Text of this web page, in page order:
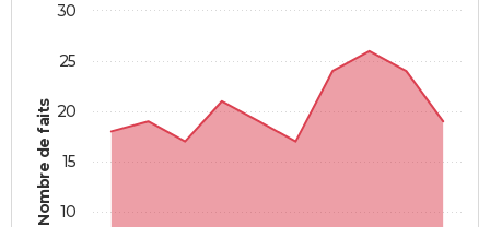
Nombre de faits 10
15
20
25
30